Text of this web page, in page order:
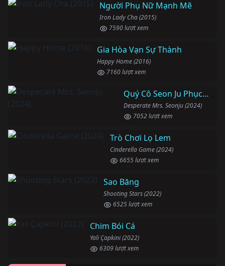
Người Phụ Nữ Mạnh Mẽ
Iron Lady Cha (2015)
7590 lượt xem
Gia Hòa Vạn Sự Thành
Happy Home (2016)
7160 lượt xem
Quý Cô Seon Ju Phục Thù
Desperate Mrs. Seonju (2024)
7052 lượt xem
Trò Chơi Lọ Lem
Cinderella Game (2024)
6655 lượt xem
Sao Băng
Shooting Stars (2022)
6525 lượt xem
Chim Bói Cá
Yali Çapkini (2022)
6309 lượt xem